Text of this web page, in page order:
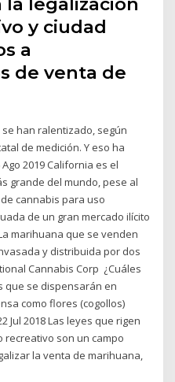
y ciudad
a
de venta de
se han ralentizado, según
de medición. Y eso ha
2019 California es el
grande del mundo, pese al
cannabis para uso
de un gran mercado ilícito
marihuana que se venden
y distribuida por dos
Cannabis Corp ¿Cuáles
que se dispensarán en
como flores (cogollos)
2018 Las leyes que rigen
recreativo son un campo
la venta de marihuana,